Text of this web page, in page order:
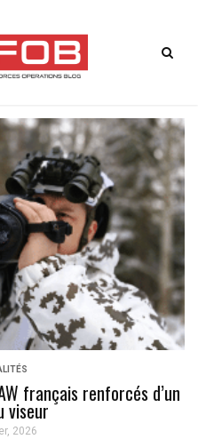
français renforcés d’un
viseur
2026